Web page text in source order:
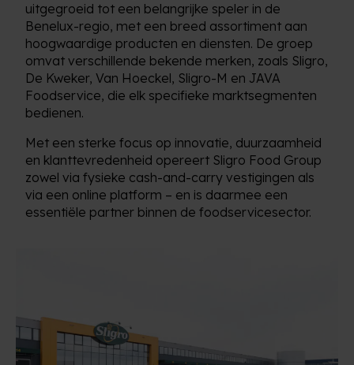
uitgegroeid tot een belangrijke speler in de
Benelux-regio, met een breed assortiment aan
hoogwaardige producten en diensten. De groep
omvat verschillende bekende merken, zoals Sligro,
De Kweker, Van Hoeckel, Sligro-M en JAVA
Foodservice, die elk specifieke marktsegmenten
bedienen.
Met een sterke focus op innovatie, duurzaamheid
en klanttevredenheid opereert Sligro Food Group
zowel via fysieke cash-and-carry vestigingen als
via een online platform – en is daarmee een
essentiële partner binnen de foodservicesector.